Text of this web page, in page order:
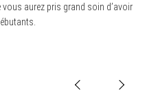
vous aurez pris grand soin d’avoir